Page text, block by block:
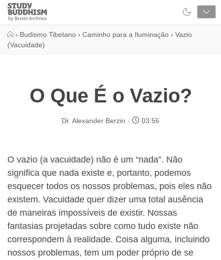
Close
Study
Buddhism
› Budismo Tibetano › Caminho para a Iluminação › Vazio
(Vacuidade)
O Que É o Vazio?
Dr. Alexander Berzin 03:56
O vazio (a vacuidade) não é um “nada”. Não
significa que nada existe e, portanto, podemos
esquecer todos os nossos problemas, pois eles não
existem. Vacuidade quer dizer uma total ausência
de maneiras impossíveis de existir. Nossas
fantasias projetadas sobre como tudo existe não
correspondem à realidade. Coisa alguma, incluindo
nossos problemas, tem um poder próprio de se